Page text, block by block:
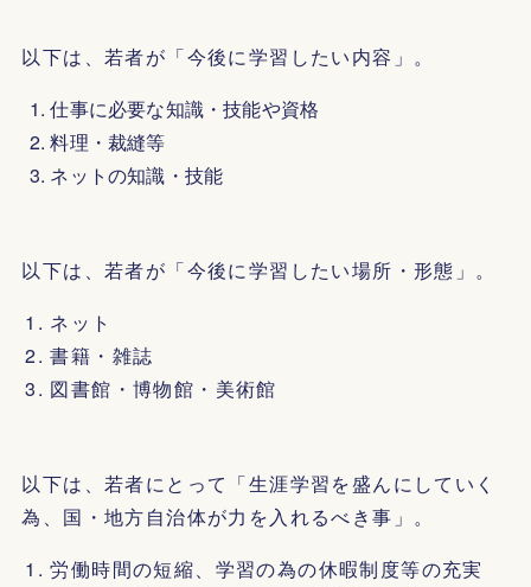
以下は、若者が「今後に学習したい内容」。
仕事に必要な知識・技能や資格
料理・裁縫等
ネットの知識・技能
以下は、若者が「今後に学習したい場所・形態」。
ネット
書籍・雑誌
図書館・博物館・美術館
以下は、若者にとって「生涯学習を盛んにしていく
為、国・地方自治体が力を入れるべき事」。
労働時間の短縮、学習の為の休暇制度等の充実